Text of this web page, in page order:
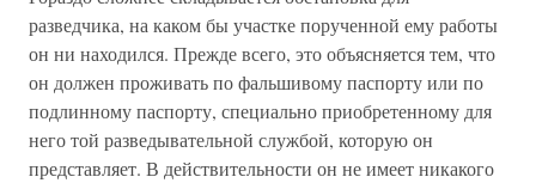
разведчика, на каком бы участке порученной ему работы
он ни находился. Прежде всего, это объясняется тем, что
он должен проживать по фальшивому паспорту или по
подлинному паспорту, специально приобретенному для
него той разведывательной службой, которую он
представляет. В действительности он не имеет никакого